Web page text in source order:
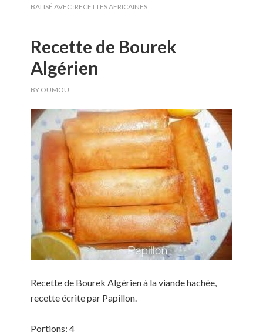
BALISÉ AVEC :RECETTES AFRICAINES
Recette de Bourek
Algérien
BY OUMOU
Recette de Bourek Algérien à la viande hachée,
recette écrite par Papillon.
Portions: 4